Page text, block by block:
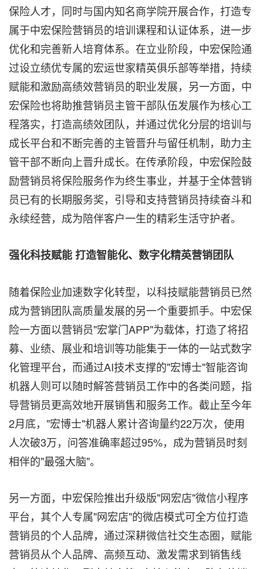
保险人才，同时与国内知名商学院开展合作，打造专
属于中宏保险营销员的培训课程和认证体系，进一步
优化和完善新人培育体系。在立业阶段，中宏保险通
过设立绩优专属的宏运世家精英俱乐部等举措，持续
赋能和激励高绩效营销员的职业发展，另一方面，中
宏保险也将助推营销员主管干部队伍发展作为核心工
程落实，打造高绩效团队，并通过优化分层的培训与
成长平台和不断完善的主管晋升与留任机制，助力主
管干部不断向上晋升成长。在传承阶段，中宏保险鼓
励营销员将保险服务作为终生事业，并基于全体营销
员已有的长期服务奖，引导和支持营销员持续奋斗和
永续经营，成为陪伴客户一生的精彩生活守护者。
强化科技赋能 打造智能化、数字化精英营销团队
随着保险业加速数字化转型，以科技赋能营销员已然
成为营销团队高质量发展的另一个重要抓手。中宏保
险一方面以营销员"宏掌门APP"为载体，打造了将招
募、业绩、展业和培训等功能集于一体的一站式数字
化管理平台，而通过AI技术支撑的"宏博士"智能咨询
机器人则可以随时解答营销员工作中的各类问题，指
导营销员更高效地开展销售和服务工作。截止至今年
2月底，"宏博士"机器人累计咨询量约22万次，使用
人次破3万，问答准确率超过95%，成为营销员时刻
相伴的"最强大脑"。
另一方面，中宏保险推出升级版"网宏店"微信小程序
平台，其个人专属"网宏店"的微店模式可全方位打造
营销员的个人品牌，通过深耕微信社交生态圈，赋能
营销员从个人品牌、高频互动、激发需求到销售线